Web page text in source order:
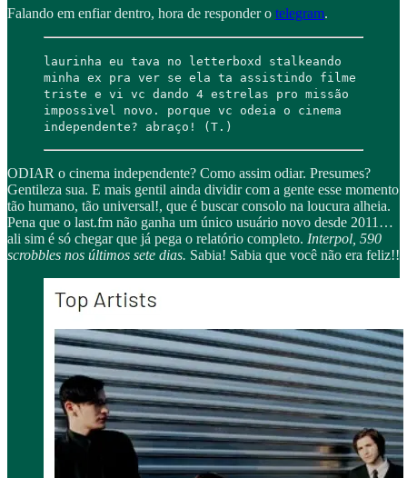
Falando em enfiar dentro, hora de responder o telegram.
laurinha eu tava no letterboxd stalkeando
minha ex pra ver se ela ta assistindo filme
triste e vi vc dando 4 estrelas pro missão
impossivel novo. porque vc odeia o cinema
independente? abraço! (T.)
ODIAR o cinema independente? Como assim odiar. Presumes?
Gentileza sua. E mais gentil ainda dividir com a gente esse momento
tão humano, tão universal!, que é buscar consolo na loucura alheia.
Pena que o last.fm não ganha um único usuário novo desde 2011…
ali sim é só chegar que já pega o relatório completo. Interpol, 590
scrobbles nos últimos sete dias. Sabia! Sabia que você não era feliz!!